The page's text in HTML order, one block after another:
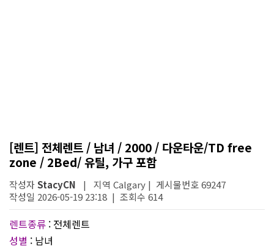
[렌트] 전체렌트 / 남녀 / 2000 / 다운타운/TD free
zone / 2Bed/ 유틸, 가구 포함
작성자StacyCN | 지역 Calgary | 게시물번호 69247
작성일 2026-05-19 23:18 | 조회수 614
렌트종류 : 전체렌트
성별 : 남녀